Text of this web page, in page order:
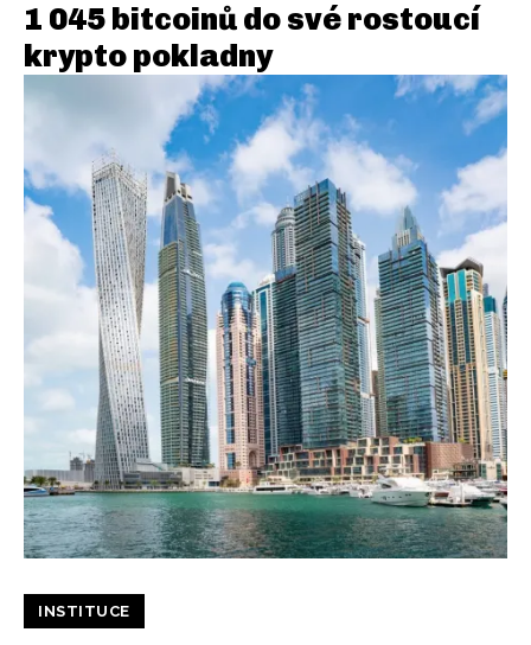
1 045 bitcoinů do své rostoucí
krypto pokladny
INSTITUCE